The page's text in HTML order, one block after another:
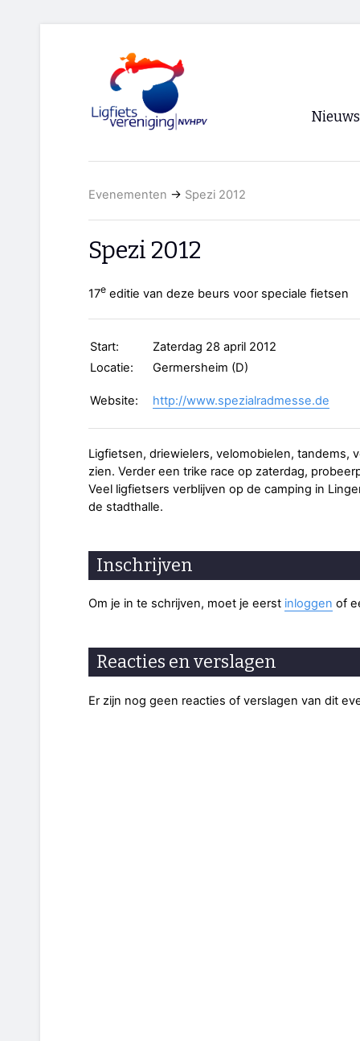
Nieuws
Evenementen → Spezi 2012
Spezi 2012
17e editie van deze beurs voor speciale fietsen
Start:
Zaterdag 28 april 2012
Locatie:
Germersheim (D)
Website: http://www.spezialradmesse.de
Ligfietsen, driewielers, velomobielen, tandems,
zien. Verder een trike race op zaterdag,
Veel ligfietsers verblijven op de camping in
de stadthalle.
Inschrijven
Om je in te schrijven, moet je eerst inloggen of
Reacties en verslagen
Er zijn nog geen reacties of verslagen van dit